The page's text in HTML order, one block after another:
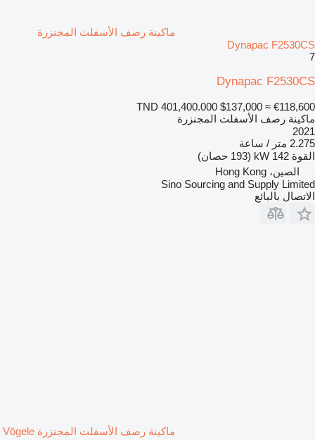
ماكينة رصف الأسفلت المجنزرة
Dynapac F2530CS
7
Dynapac F2530CS
TND 401,400.000 $137,000 ≈ €118,600
ماكينة رصف الأسفلت المجنزرة
2021
2.275 متر / ساعة
القوة 142 kW (193 حصان)
الصين، Hong Kong
Sino Sourcing and Supply Limited
الاتصال بالبائع
ماكينة رصف الأسفلت المجنزرة Vögele